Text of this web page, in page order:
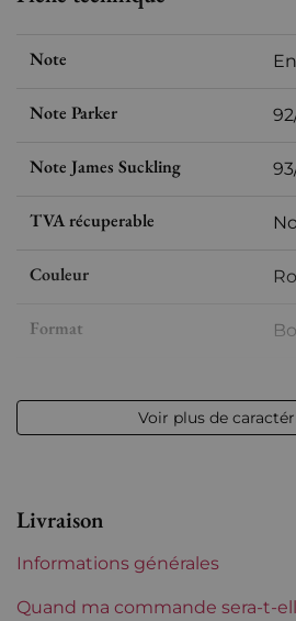
Note
Note Parker
Note James Suckling
TVA récuperable
Couleur
Format
Volume
Etiquette
Voir plus de
Livraison
Informations générales
Quand ma commande sera-t-